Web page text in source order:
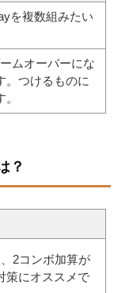
を複数組みたい
ムオーバーにな
。つけるものに
？
2コンボ加算が
策にオススメで